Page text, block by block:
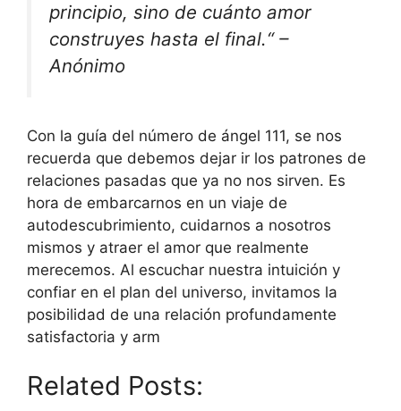
principio, sino de cuánto amor
construyes hasta el final.“ –
Anónimo
Con la guía del número de ángel 111, se nos
recuerda que debemos dejar ir los patrones de
relaciones pasadas que ya no nos sirven. Es
hora de embarcarnos en un viaje de
autodescubrimiento, cuidarnos a nosotros
mismos y atraer el amor que realmente
merecemos. Al escuchar nuestra intuición y
confiar en el plan del universo, invitamos la
posibilidad de una relación profundamente
satisfactoria y arm
Related Posts: